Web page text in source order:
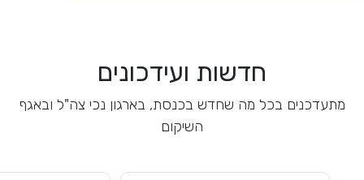
חדשות ועידכונים
מתעדכנים בכל מה שחדש בכנסת, בארגון נכי צה"ל ובאגף
השיקום